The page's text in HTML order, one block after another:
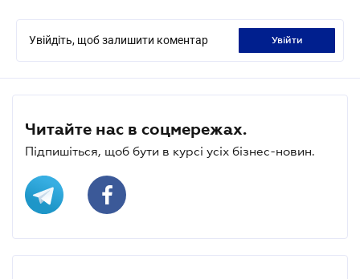
Увійдіть, щоб залишити коментар увійти
Читайте нас в соцмережах.
Підпишіться, щоб бути в курсі усіх бізнес-новин.